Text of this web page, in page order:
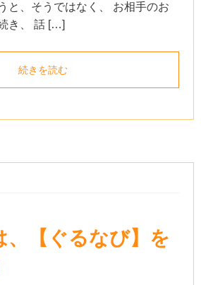
と、そうではなく、 お相手のお
き、 話 […]
続きを読む
、【ぐるなび】を